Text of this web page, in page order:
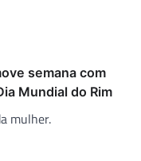
semana com
Mundial do Rim
mulher.